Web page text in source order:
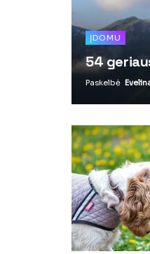
ĮDOMU
54
Paskelbė